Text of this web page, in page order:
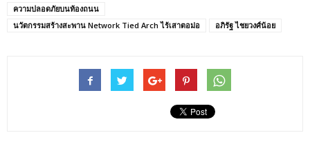
ความปลอดภัยบนท้องถนน
นวัตกรรมสร้างสะพาน Network Tied Arch ไร้เสาตอม่อ
อภิรัฐ ไชยวงศ์น้อย